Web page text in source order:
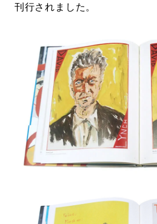
刊行されました。